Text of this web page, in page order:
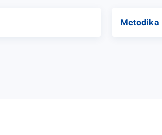
Metodika